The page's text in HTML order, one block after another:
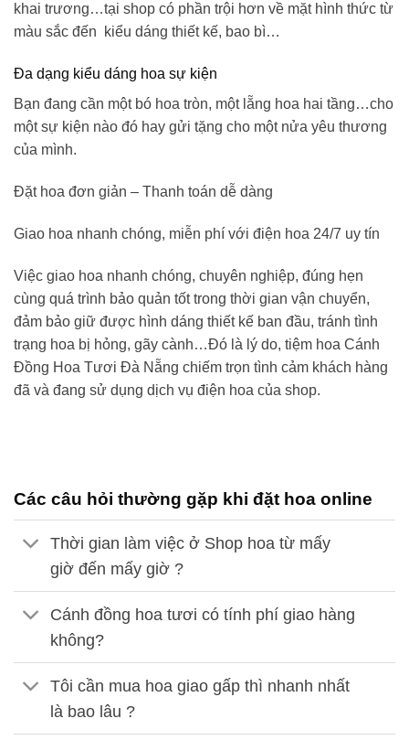
khai trương…tại shop có phần trội hơn về mặt hình thức từ
màu sắc đến kiểu dáng thiết kế, bao bì…
Đa dạng kiểu dáng hoa sự kiện
Bạn đang cần một bó hoa tròn, một lẵng hoa hai tầng…cho
một sự kiện nào đó hay gửi tặng cho một nửa yêu thương
của mình.
Đặt hoa đơn giản – Thanh toán dễ dàng
Giao hoa nhanh chóng, miễn phí với điện hoa 24/7 uy tín
Việc giao hoa nhanh chóng, chuyên nghiệp, đúng hẹn
cùng quá trình bảo quản tốt trong thời gian vận chuyển,
đảm bảo giữ được hình dáng thiết kế ban đầu, tránh tình
trạng hoa bị hỏng, gãy cành…Đó là lý do, tiệm hoa Cánh
Đồng Hoa Tươi Đà Nẵng chiếm trọn tình cảm khách hàng
đã và đang sử dụng dịch vụ điện hoa của shop.
Các câu hỏi thường gặp khi đặt hoa online
Thời gian làm việc ở Shop hoa từ mấy
giờ đến mấy giờ ?
Cánh đồng hoa tươi có tính phí giao hàng
không?
Tôi cần mua hoa giao gấp thì nhanh nhất
là bao lâu ?